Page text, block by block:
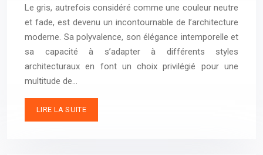
Le gris, autrefois considéré comme une couleur neutre
et fade, est devenu un incontournable de l’architecture
moderne. Sa polyvalence, son élégance intemporelle et
sa capacité à s’adapter à différents styles
architecturaux en font un choix privilégié pour une
multitude de…
LIRE LA SUITE